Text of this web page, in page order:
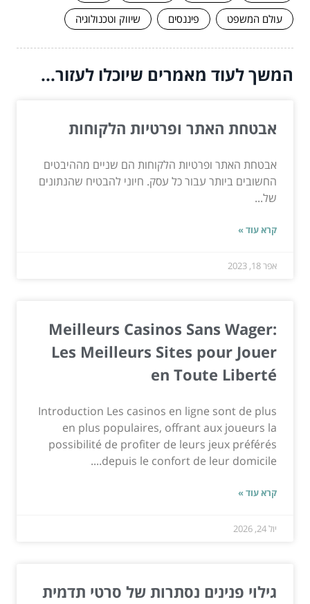
עולם המשפט
פיננסים שיווק וטכנולוגיה
המשך לעוד מאמרים שיוכלו לעזור...
אבטחת האתר ופרטיות הלקוחות
אבטחת האתר ופרטיות הלקוחות הם שניים מההיבטים
החשובים ביותר עבור כל עסק. חיוני להבטיח שהנתונים
של...
קרא עוד »
אפר 18, 2023
Meilleurs Casinos Sans Wager:
Les Meilleurs Sites pour Jouer
en Toute Liberté
Introduction Les casinos en ligne sont de plus
en plus populaires, offrant aux joueurs la
possibilité de profiter de leurs jeux préférés
depuis le confort de leur domicile....
קרא עוד »
יול 24, 2026
גילוי פנינים נסתרות של סרטי תדמית